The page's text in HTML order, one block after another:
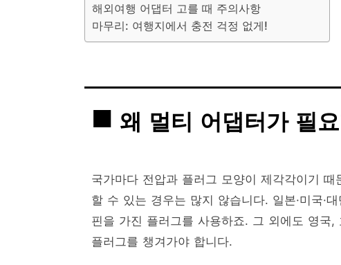
해외여행 어댑터 고를 때 주의사항
마무리: 여행지에서 충전 걱정 없게!
왜 멀티 어댑터가 필
국가마다 전압과 플러그 모양이 제각각이기
할 수 있는 경우는 많지 않습니다. 일본·미국·
핀을 가진 플러그를 사용하죠. 그 외에도 영국
플러그를 챙겨가야 합니다.